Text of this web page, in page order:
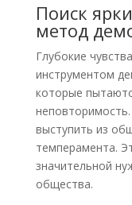
Поиск
метод
Глубокие
инструментом
которые
выступить из
темперамента.
значительной
общества.